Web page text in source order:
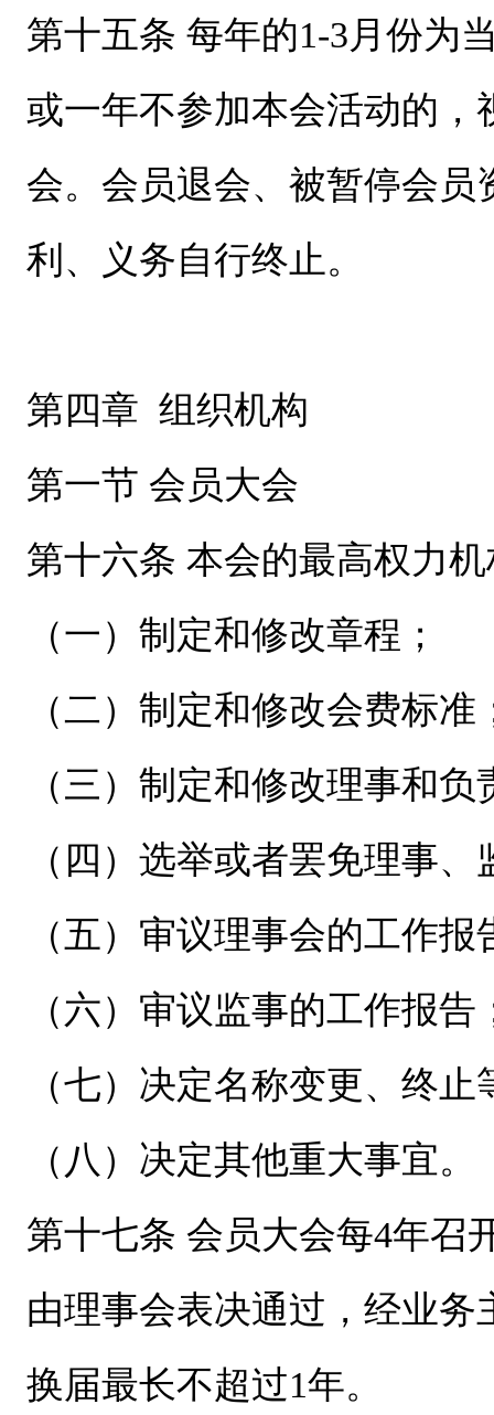
第十五条 每年的1-3月份为
或一年不参加本会活动的
会。会员退会、被暂停会
利、义务自行终止。
第四章 组织机构
第一节 会员大会
第十六条 本会的最高权力
（一）制定和修改章程；
（二）制定和修改会费标准
（三）制定和修改理事和
（四）选举或者罢免理事、
（五）审议理事会的工作
（六）审议监事的工作报告
（七）决定名称变更、终
（八）决定其他重大事宜。
第十七条 会员大会每4年召
由理事会表决通过，经业
换届最长不超过1年。